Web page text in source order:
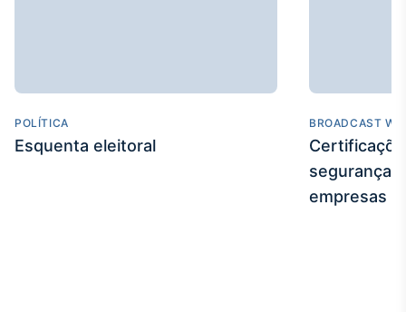
POLÍTICA
Esquenta eleitoral
BROADCAST
segurança
empresas